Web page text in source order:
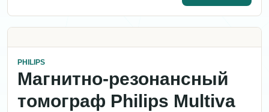
PHILIPS
Магнитно-резонансный
томограф Philips Multiva